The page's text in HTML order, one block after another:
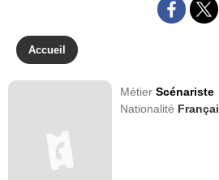
Accueil
MétierScénariste
Nationalité